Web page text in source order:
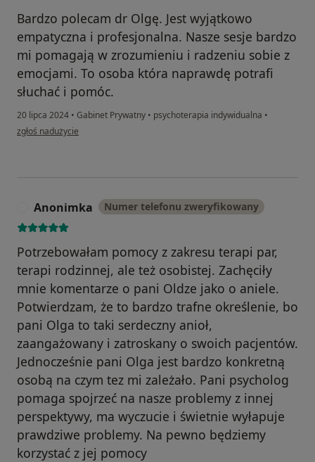
Bardzo polecam dr Olgę. Jest wyjątkowo
empatyczna i profesjonalna. Nasze sesje bardzo
mi pomagają w zrozumieniu i radzeniu sobie z
emocjami. To osoba która naprawdę potrafi
słuchać i pomóc.
20 lipca 2024 • Gabinet Prywatny • psychoterapia indywidualna •
w opinii użytkownika Marcin
zgłoś nadużycie
Anonimka Numer telefonu zweryfikowany
Potrzebowałam pomocy z zakresu terapi par,
terapi rodzinnej, ale też osobistej. Zachęciły
mnie komentarze o pani Oldze jako o aniele.
Potwierdzam, że to bardzo trafne określenie, bo
pani Olga to taki serdeczny anioł,
zaangażowany i zatroskany o swoich pacjentów.
Jednocześnie pani Olga jest bardzo konkretną
osobą na czym tez mi zależało. Pani psycholog
pomaga spojrzeć na nasze problemy z innej
perspektywy, ma wyczucie i świetnie wyłapuje
prawdziwe problemy. Na pewno będziemy
korzystać z jej pomocy